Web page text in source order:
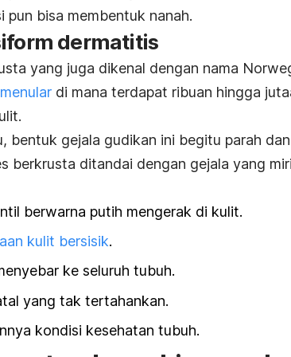
pun bisa membentuk nanah.
dermatitis
yang juga dikenal dengan nama
di mana terdapat ribuan hingga
bentuk gejala gudikan ini begitu parah
berkrusta ditandai dengan gejala yang
berwarna putih mengerak di kulit.
kulit bersisik.
ke seluruh tubuh.
yang tak tertahankan.
kondisi kesehatan tubuh.